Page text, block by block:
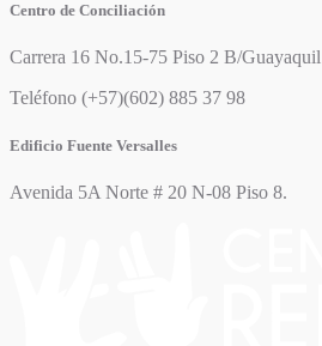
Centro de Conciliación
Carrera 16 No.15-75 Piso 2 B/Guayaquil
Teléfono (+57)(602) 885 37 98
Edificio Fuente Versalles
Avenida 5A Norte # 20 N-08 Piso 8.